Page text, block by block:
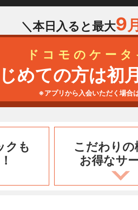
＼本日入ると最大9月
ドコモのケー
めての方は初
※アプリから入会いただく場合
クも
こだわりの
お得なサ